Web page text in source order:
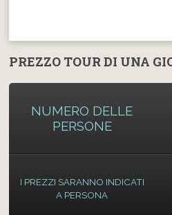
PREZZO TOUR DI UNA
NUMERO DELLE
PERSONE
I PREZZI SARANNO INDICATI
A PERSONA